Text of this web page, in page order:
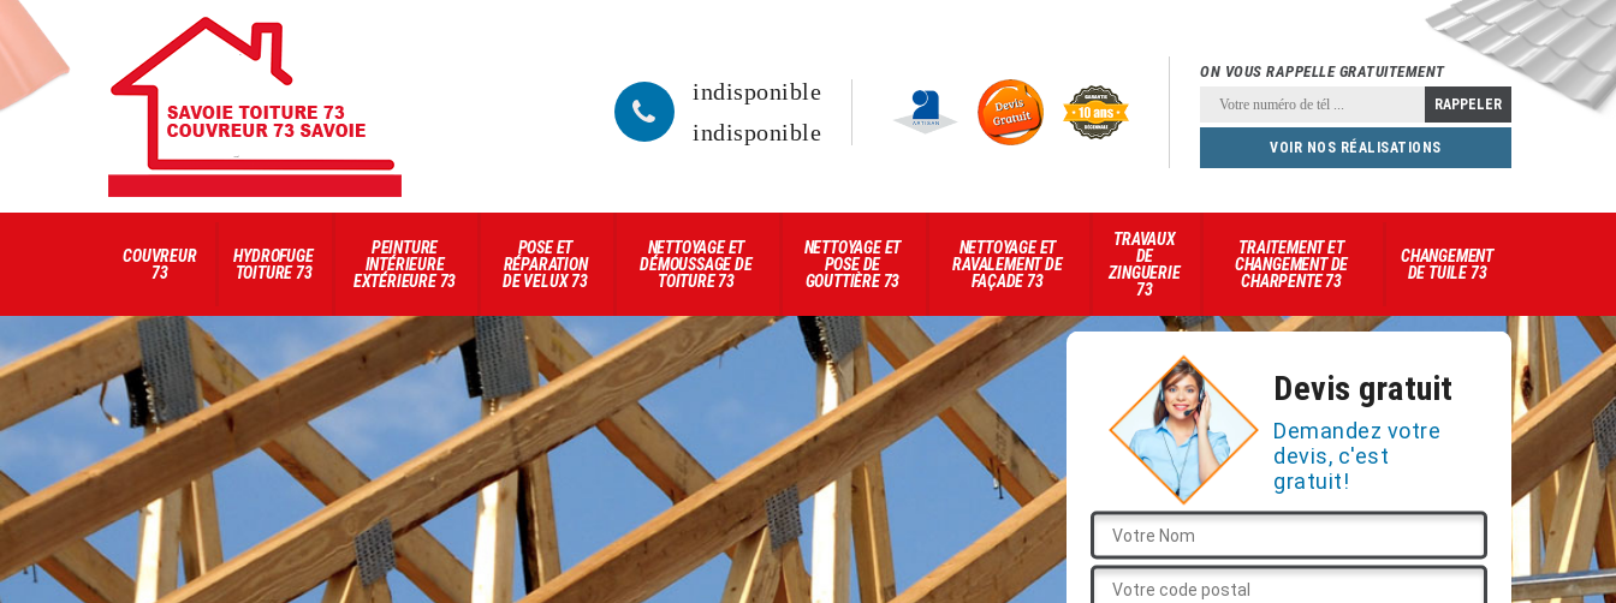
indisponible
indisponible
ON VOUS RAPPELLE GRATUITEMENT
VOIR NOS RÉALISATIONS
COUVREUR
73
HYDROFUGE
TOITURE 73
PEINTURE
INTÉRIEURE
EXTÉRIEURE 73
POSE ET
RÉPARATION
DE VELUX 73
NETTOYAGE ET
DÉMOUSSAGE DE
TOITURE 73
NETTOYAGE ET
POSE DE
GOUTTIÈRE 73
NETTOYAGE ET
RAVALEMENT DE
FAÇADE 73
TRAVAUX
DE
ZINGUERIE
73
TRAITEMENT ET
CHANGEMENT DE
CHARPENTE 73
CHANGEMENT
DE TUILE 73
Devis gratuit
Demandez votre
devis, c'est
gratuit!